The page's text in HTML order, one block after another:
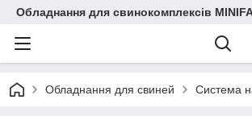
Обладнання для свинокомплексів
Обладнання для свиней Система